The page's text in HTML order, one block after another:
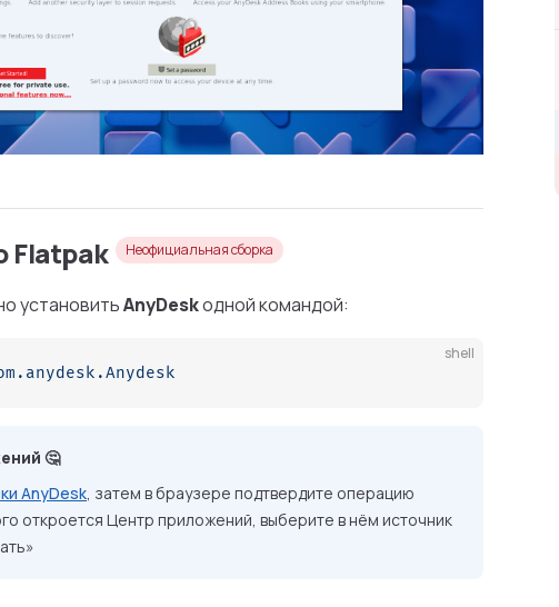
Flatpak Неофициальная сборка
установитьAnyDeskодной командой:
shell
🤔
AnyDesk, затем в браузере подтвердите операцию
откроется Центр приложений, выберите в нём источник